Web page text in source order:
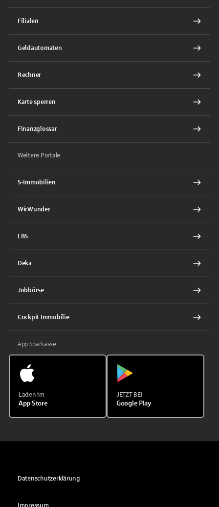
Filialen
Geldautomaten
Rechner
Karte sperren
Finanzglossar
Weitere Portale
S-Immobilien
WirWunder
LBS
Deka
Jobbörse
Cockpit Immobilie
App Sparkasse
Laden im
App Store
JETZT BEI
Google Play
Datenschutzerklärung
Impressum